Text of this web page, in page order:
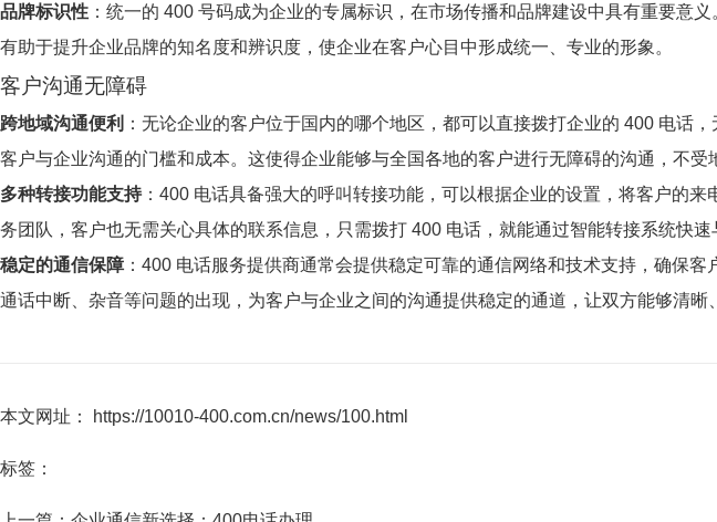
品牌标识性 ：统一的 400 号码成为企业的专属标识，在市场传播和品牌建设中具有重要意
有助于提升企业品牌的知名度和辨识度，使企业在客户心目中形成统一、专业的形象。
客户沟通无障碍
跨地域沟通便利 ：无论企业的客户位于国内的哪个地区，都可以直接拨打企业的 400 电话
客户与企业沟通的门槛和成本。这使得企业能够与全国各地的客户进行无障碍的沟通，不受
多种转接功能支持：400 电话具备强大的呼叫转接功能，可以根据企业的设置，将客户的
务团队，客户也无需关心具体的联系信息，只需拨打 400 电话，就能通过智能转接系统快速
稳定的通信保障 ：400 电话服务提供商通常会提供稳定可靠的通信网络和技术支持，确保
通话中断、杂音等问题的出现，为客户与企业之间的沟通提供稳定的通道，让双方能够清晰
本文网址： https://10010-400.com.cn/news/100.html
标签：